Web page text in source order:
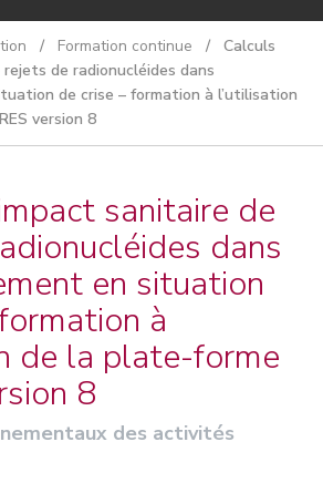
/ Formation continue / Calculs
de radionucléides dans
de crise – formation à l’utilisation
version 8
sanitaire de
dans
en situation
à
de la plate-forme
8
des activités